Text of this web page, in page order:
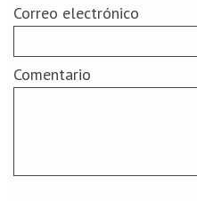
Correo electrónico
Comentario